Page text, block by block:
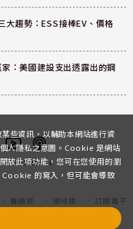
大趨勢：ESS接棒EV、價格
：美國建設支出透露出的鋼
YoutubePodcast
聯絡我
場地租
訂閱電子
些資訊，以輔助本網站進行資
人隱私之意圖。Cookie 是網站
放此項功能，您可在您使用的瀏
Cookie 的寫入，但可能會導致